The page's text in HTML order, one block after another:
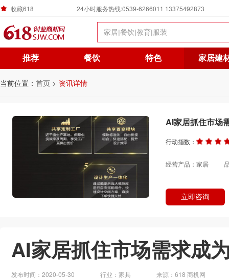
收藏618 24小时服务热线:0539-6266011 13375492873
推荐 餐饮 特色 家居建
当前位置： 首页 > 资讯详情
AI家居抓住市场
行动指数：
经营产品：家居
立即咨询
AI家居抓住市场需求成
发布时间：2020-05-30 行业：家具 来源：618 商机网